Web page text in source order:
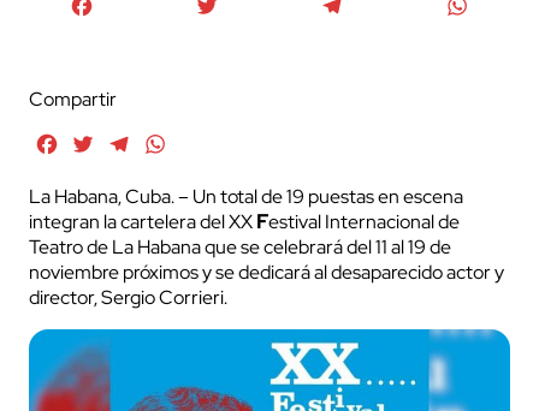
Compartir
FacebookTwitterTelegram
La Habana, Cuba. – Un total de 19 puestas en escena
integran la cartelera del XXFestival Internacional de
Teatro de La Habana que se celebrará del 11 al 19 de
noviembre próximos y se dedicará al desaparecido actor y
director, Sergio Corrieri.